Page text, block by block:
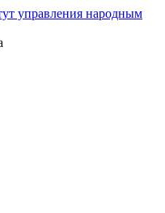
управления народным